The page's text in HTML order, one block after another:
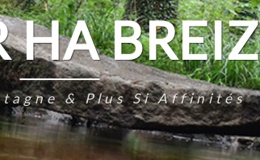
HA BREIZ
& Plus Si Affinités